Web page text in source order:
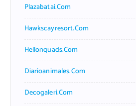
Plazabatai.com
Hawkscayresort.com
Hellonquads.com
Diarioanimales.com
Decogaleri.com